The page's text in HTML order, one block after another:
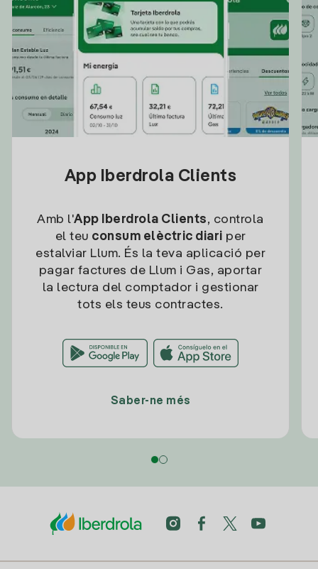
App Iberdrola Clients
Amb l'App Iberdrola Clients, controla
el teu consum elèctric diari per
estalviar Llum. És la teva aplicació per
pagar factures de Llum i Gas, aportar
la lectura del comptador i gestionar
tots els teus contractes.
Saber-ne més